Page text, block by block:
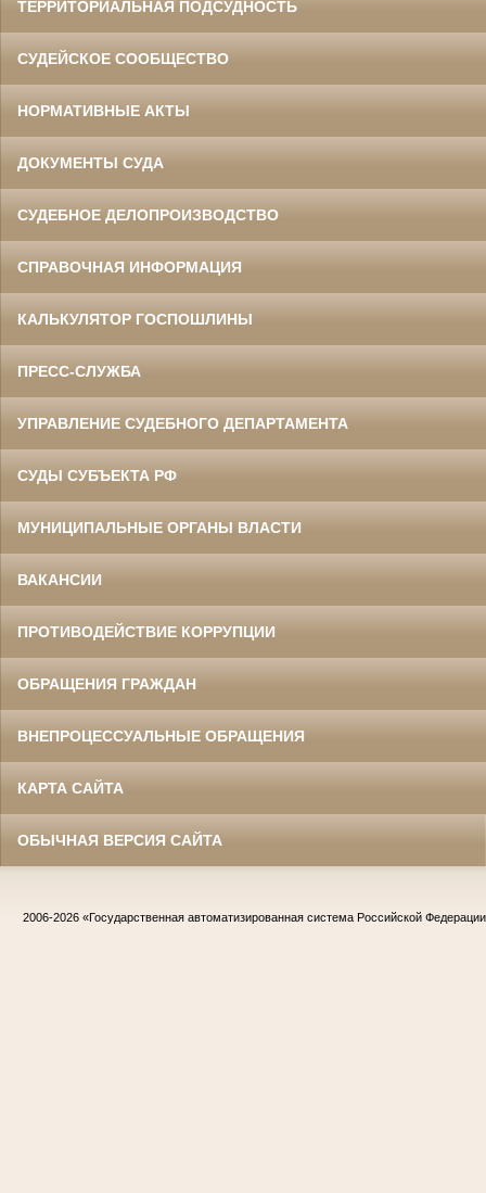
ТЕРРИТОРИАЛЬНАЯ ПОДСУДНОСТЬ
СУДЕЙСКОЕ СООБЩЕСТВО
НОРМАТИВНЫЕ АКТЫ
ДОКУМЕНТЫ СУДА
СУДЕБНОЕ ДЕЛОПРОИЗВОДСТВО
СПРАВОЧНАЯ ИНФОРМАЦИЯ
КАЛЬКУЛЯТОР ГОСПОШЛИНЫ
ПРЕСС-СЛУЖБА
УПРАВЛЕНИЕ СУДЕБНОГО ДЕПАРТАМЕНТА
СУДЫ СУБЪЕКТА РФ
МУНИЦИПАЛЬНЫЕ ОРГАНЫ ВЛАСТИ
ВАКАНСИИ
ПРОТИВОДЕЙСТВИЕ КОРРУПЦИИ
ОБРАЩЕНИЯ ГРАЖДАН
ВНЕПРОЦЕССУАЛЬНЫЕ ОБРАЩЕНИЯ
КАРТА САЙТА
ОБЫЧНАЯ ВЕРСИЯ САЙТА
2006-2026 «Государственная автоматизированная система Российской